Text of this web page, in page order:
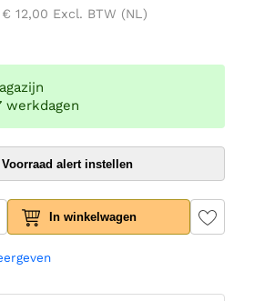
€ 12,00 Excl. BTW (NL)
werkdagen
Voorraad alert instellen
In winkelwagen